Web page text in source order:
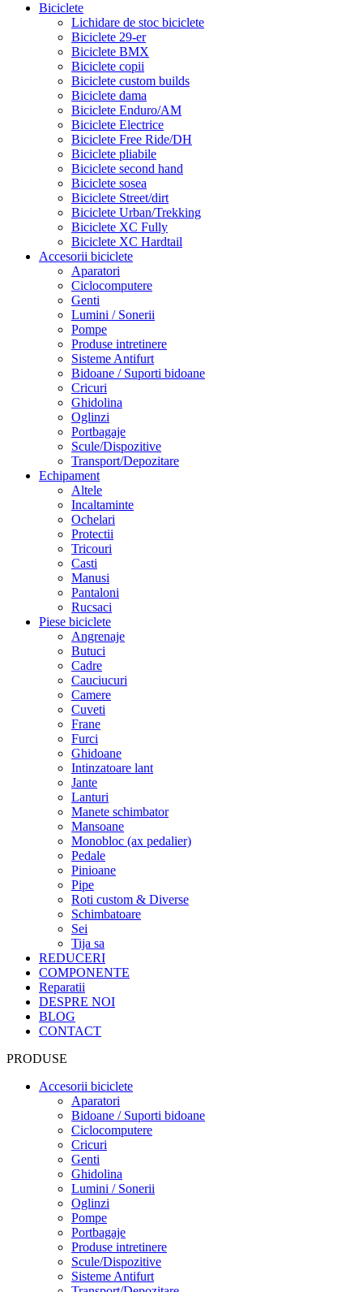
Biciclete
Lichidare de stoc biciclete
Biciclete 29-er
Biciclete BMX
Biciclete copii
Biciclete custom builds
Biciclete dama
Biciclete Enduro/AM
Biciclete Electrice
Biciclete Free Ride/DH
Biciclete pliabile
Biciclete second hand
Biciclete sosea
Biciclete Street/dirt
Biciclete Urban/Trekking
Biciclete XC Fully
Biciclete XC Hardtail
Accesorii biciclete
Aparatori
Ciclocomputere
Genti
Lumini / Sonerii
Pompe
Produse intretinere
Sisteme Antifurt
Bidoane / Suporti bidoane
Cricuri
Ghidolina
Oglinzi
Portbagaje
Scule/Dispozitive
Transport/Depozitare
Echipament
Altele
Incaltaminte
Ochelari
Protectii
Tricouri
Casti
Manusi
Pantaloni
Rucsaci
Piese biciclete
Angrenaje
Butuci
Cadre
Cauciucuri
Camere
Cuveti
Frane
Furci
Ghidoane
Intinzatoare lant
Jante
Lanturi
Manete schimbator
Mansoane
Monobloc (ax pedalier)
Pedale
Pinioane
Pipe
Roti custom & Diverse
Schimbatoare
Sei
Tija sa
REDUCERI
COMPONENTE
Reparatii
DESPRE NOI
BLOG
CONTACT
PRODUSE
Accesorii biciclete
Aparatori
Bidoane / Suporti bidoane
Ciclocomputere
Cricuri
Genti
Ghidolina
Lumini / Sonerii
Oglinzi
Pompe
Portbagaje
Produse intretinere
Scule/Dispozitive
Sisteme Antifurt